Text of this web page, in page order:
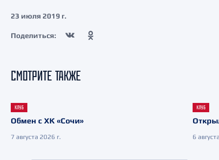
23 июля 2019 г.
Поделиться:
СМОТРИТЕ ТАКЖЕ
КЛУБ
Обмен с ХК «Сочи»
7 августа 2026 г.
КЛУБ
6